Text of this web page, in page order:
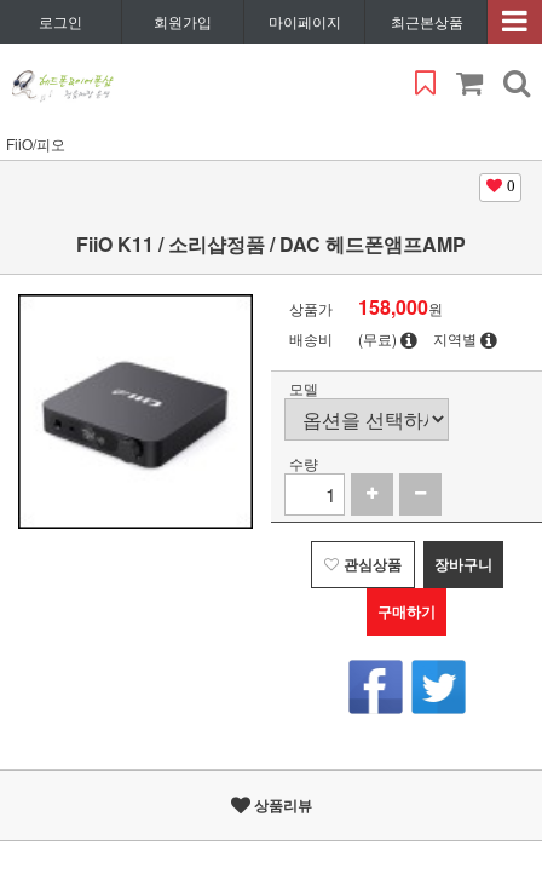
로그인 회원가입 마이페이지 최근본상품
FiiO/피오
0
FiiO K11 / 소리샵정품 / DAC 헤드폰앰프AMP
상품가 158,000원
배송비
(무료) 지역별
모델
수량
관심상품 장바구니
구매하기
상품리뷰